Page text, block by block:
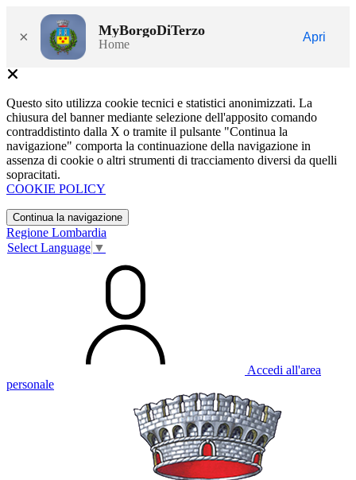
× MyBorgoDiTerzo
Home
Apri
Questo sito utilizza cookie tecnici e statistici anonimizzati. La
chiusura del banner mediante selezione dell'apposito comando
contraddistinto dalla X o tramite il pulsante "Continua la
navigazione" comporta la continuazione della navigazione in
assenza di cookie o altri strumenti di tracciamento diversi da quelli
sopracitati.
COOKIE POLICY
Continua la navigazione
Regione Lombardia
Select Language ▼
Accedi all'area
personale